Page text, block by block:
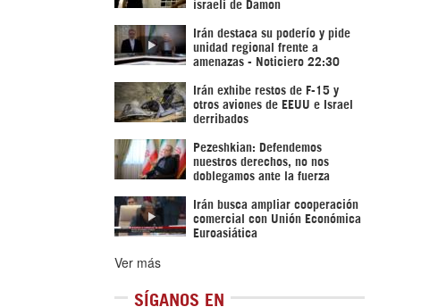
israelí de Damon
Irán destaca su poderío y pide
unidad regional frente a
amenazas - Noticiero 22:30
Irán exhibe restos de F-15 y
otros aviones de EEUU e Israel
derribados
Pezeshkian: Defendemos
nuestros derechos, no nos
doblegamos ante la fuerza
Irán busca ampliar cooperación
comercial con Unión Económica
Euroasiática
Ver más
SÍGANOS EN